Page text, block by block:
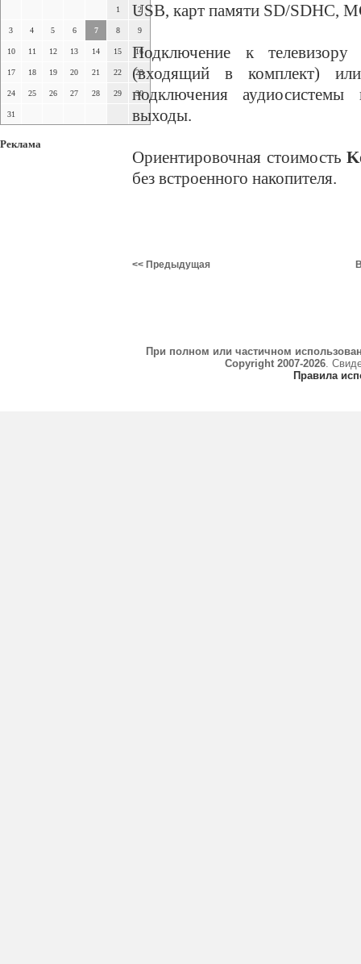
1 2
3 4 5 6 7 8 9
10 11 12 13 14 15 16
17 18 19 20 21 22 23
24 25 26 27 28 29 30
31
Реклама
USB, карт памяти SD/SDHC,
Подключение к
(входящий в комплект)
подключения
выходы.
Ориентировочная стоимость
без встроенного накопителя.
<< Предыдущая
При полном или частичном
Copyright 2007-2026.
Правила